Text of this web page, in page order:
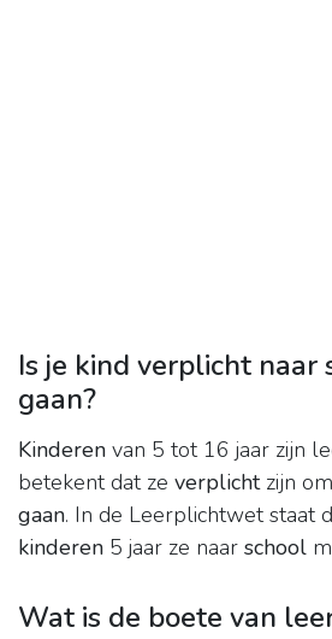
Is je kind verplicht naar
gaan?
Kinderen van 5 tot 16 jaar zijn
betekent dat ze verplichtzijn
gaan. In de Leerplichtwet staat
kinderen 5 jaar ze naar school
Wat is de boete van